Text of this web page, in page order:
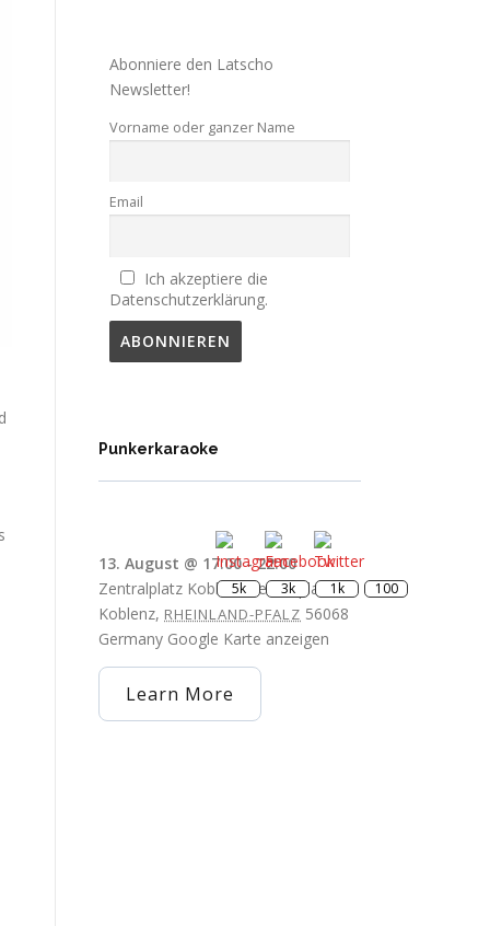
Abonniere den Latscho
Newsletter!
Vorname oder ganzer Name
Email
Ich akzeptiere die
Datenschutzerklärung.
Punkerkaraoke
13. August @ 17:00-22:00
Zentralplatz Koblenz Zentralplatz
Koblenz, RHEINLAND-PFALZ 56068
Germany Google Karte anzeigen
Learn More
5k 3k 1k